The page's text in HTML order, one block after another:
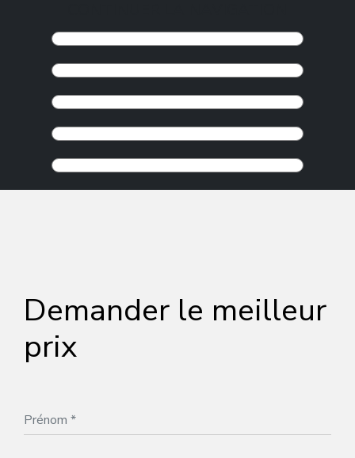
Demander le meilleur
prix